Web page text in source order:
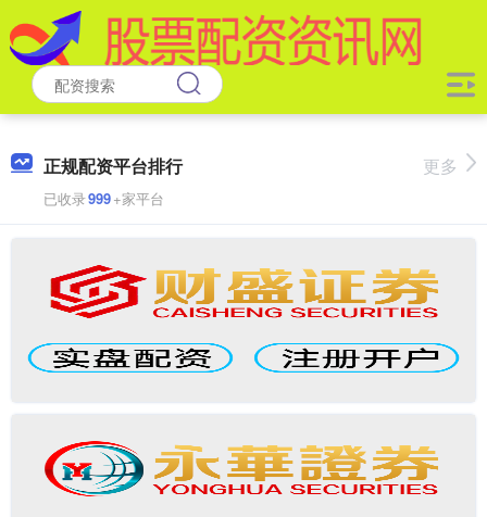
正规配资平台排行
已收录999+家平台
更多